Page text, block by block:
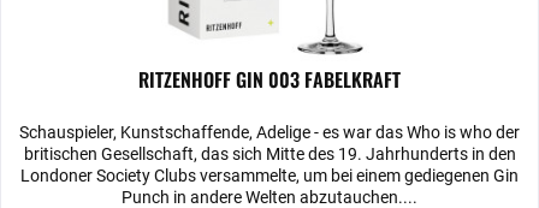
RITZENHOFF GIN 003 FABELKRAFT
Schauspieler, Kunstschaffende, Adelige ‐ es war das Who is who der
britischen Gesellschaft, das sich Mitte des 19. Jahrhunderts in den
Londoner Society Clubs versammelte, um bei einem gediegenen Gin
Punch in andere Welten abzutauchen....